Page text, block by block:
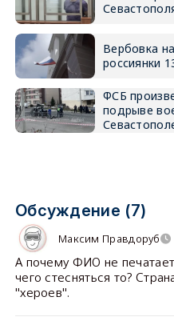
Вербовка
россиянки
ФСБ
подрыве
Обсуждение (7)
Максим Правдоруб
А почему ФИО не
чего стесняться то?
"хероев".